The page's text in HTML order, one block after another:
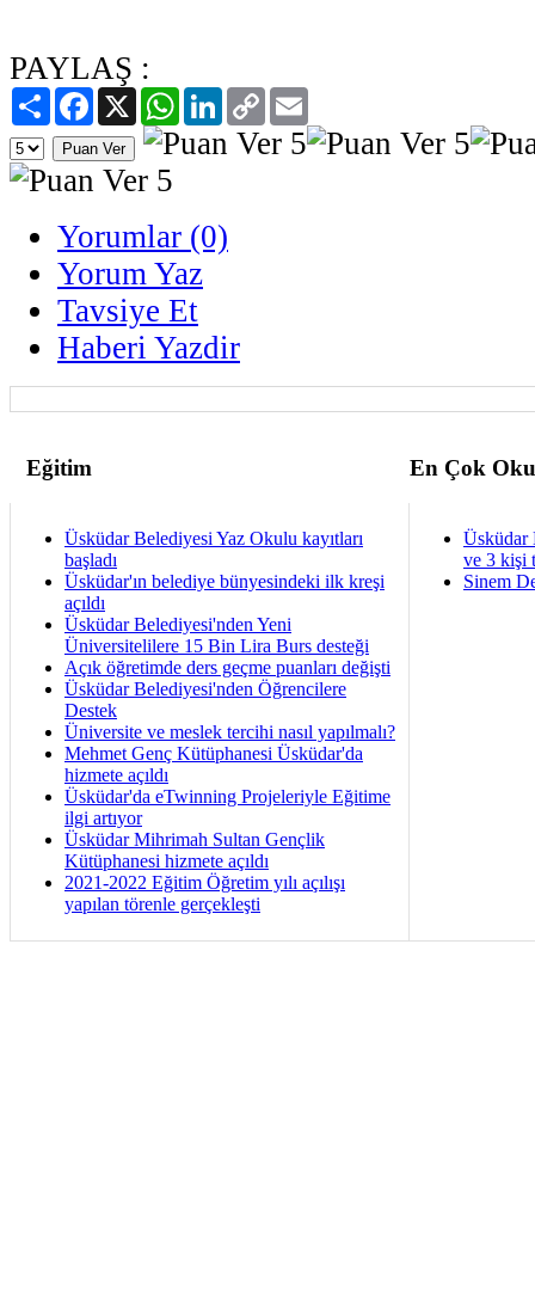
PAYLAŞ :
PaylaşFacebook
X WhatsAppLinkedIn
Copy
Link
Yorumlar (0)
Yorum Yaz
Tavsiye Et
Haberi Yazdir
Eğitim En Çok
Üsküdar Belediyesi Yaz Okulu kayıtları
başladı
Üsküdar'ın belediye bünyesindeki ilk kreşi
açıldı
Üsküdar Belediyesi'nden Yeni
Üniversitelilere 15 Bin Lira Burs desteği
Açık öğretimde ders geçme puanları değişti
Üsküdar Belediyesi'nden Öğrencilere
Destek
Üniversite ve meslek tercihi nasıl yapılmalı?
Mehmet Genç Kütüphanesi Üsküdar'da
hizmete açıldı
Üsküdar'da eTwinning Projeleriyle Eğitime
ilgi artıyor
Üsküdar Mihrimah Sultan Gençlik
Kütüphanesi hizmete açıldı
2021-2022 Eğitim Öğretim yılı açılışı
yapılan törenle gerçekleşti
Üsküdar
ve 3 kişi
Sinem